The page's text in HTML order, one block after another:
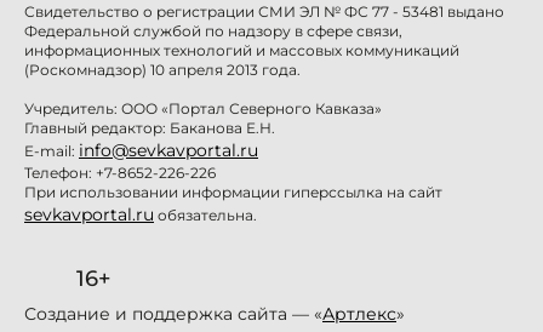
Свидетельство о регистрации СМИ ЭЛ № ФС 77 - 53481 выдано
Федеральной службой по надзору в сфере связи,
информационных технологий и массовых коммуникаций
(Роскомнадзор) 10 апреля 2013 года.
Учредитель: ООО «Портал Северного Кавказа»
Главный редактор: Баканова Е.Н.
E-mail: info@sevkavportal.ru
Телефон: +7-8652-226-226
При использовании информации гиперссылка на сайт
sevkavportal.ru обязательна.
16+
Создание и поддержка сайта — «Артлекс»